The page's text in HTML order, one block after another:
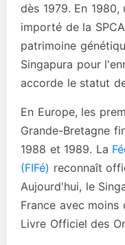
dès 1979. En
importé de la
patrimoine
Singapura pour
accorde le statut
En Europe, les
Grande-Bretagne
1988 et 1989. La
(FIFé) reconnaît
Aujourd'hui, le
France avec moins
Livre Officiel des